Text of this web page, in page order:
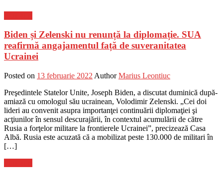
Biden și Zelenski nu renunță la diplomație. SUA
reafirmă angajamentul față de suveranitatea
Ucrainei
Posted on 13 februarie 2022 Author Marius Leontiuc
Preşedintele Statelor Unite, Joseph Biden, a discutat duminică după-
amiază cu omologul său ucrainean, Volodimir Zelenski. „Cei doi
lideri au convenit asupra importanţei continuării diplomaţiei şi
acţiunilor în sensul descurajării, în contextul acumulării de către
Rusia a forţelor militare la frontierele Ucrainei”, precizează Casa
Albă. Rusia este acuzată că a mobilizat peste 130.000 de militari în
[…]